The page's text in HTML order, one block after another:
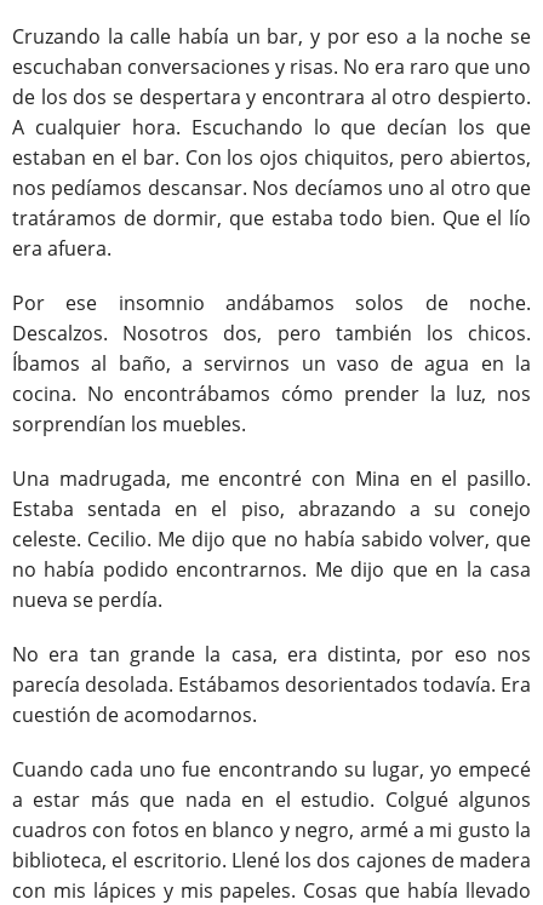
Cruzando la calle había un bar, y por eso a la noche se
escuchaban conversaciones y risas. No era raro que uno
de los dos se despertara y encontrara al otro despierto.
A cualquier hora. Escuchando lo que decían los que
estaban en el bar. Con los ojos chiquitos, pero abiertos,
nos pedíamos descansar. Nos decíamos uno al otro que
tratáramos de dormir, que estaba todo bien. Que el lío
era afuera.
Por ese insomnio andábamos solos de noche.
Descalzos. Nosotros dos, pero también los chicos.
Íbamos al baño, a servirnos un vaso de agua en la
cocina. No encontrábamos cómo prender la luz, nos
sorprendían los muebles.
Una madrugada, me encontré con Mina en el pasillo.
Estaba sentada en el piso, abrazando a su conejo
celeste. Cecilio. Me dijo que no había sabido volver, que
no había podido encontrarnos. Me dijo que en la casa
nueva se perdía.
No era tan grande la casa, era distinta, por eso nos
parecía desolada. Estábamos desorientados todavía. Era
cuestión de acomodarnos.
Cuando cada uno fue encontrando su lugar, yo empecé
a estar más que nada en el estudio. Colgué algunos
cuadros con fotos en blanco y negro, armé a mi gusto la
biblioteca, el escritorio. Llené los dos cajones de madera
con mis lápices y mis papeles. Cosas que había llevado